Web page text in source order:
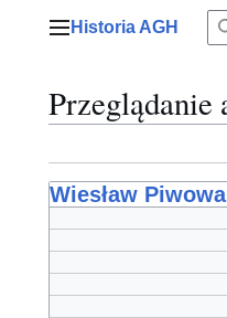
Menu główne
Historia AGH
Przeglądanie
Wiesław